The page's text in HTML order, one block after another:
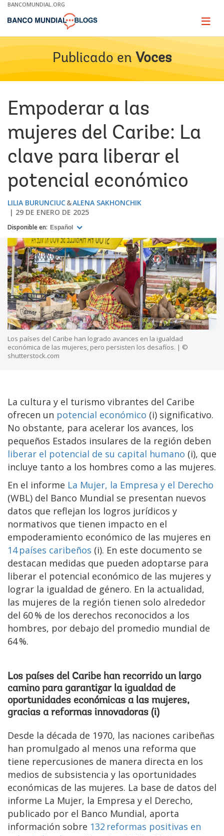
Skip
Main
BANCOMUNDIAL.ORG
Page
Publicado en Voces
Empoderar a las
mujeres del Caribe: La
clave para liberar el
potencial económico
LILIA BURUNCIUC
ALENA SAKHONCHIK
29 DE ENERO DE 2025
Disponible en: Español
Los países del Caribe han logrado avances en la igualdad
económica de las mujeres, pero persisten los desafíos. | ©
shutterstock.com
La cultura y el turismo vibrantes del Caribe
ofrecen un potencial económico (i) significativo.
No obstante, para acelerar los avances, los
pequeños Estados insulares de la región deben
liberar el potencial de su capital humano (i), que
incluye tanto a los hombres como a las mujeres.
En el informe La Mujer, la Empresa y el Derecho
(WBL) del Banco Mundial se presentan nuevos
datos que reflejan los logros jurídicos y
normativos que tienen impacto en el
empoderamiento económico de las mujeres en
14 países caribeños (i). En este documento se
destacan medidas que pueden adoptarse para
liberar el potencial económico de las mujeres y
lograr la igualdad de género. En la actualidad,
las mujeres de la región tienen solo alrededor
del 60 % de los derechos reconocidos a los
hombres, por debajo del promedio mundial de
64 %.
Los países del Caribe han recorrido un largo
camino para garantizar la igualdad de
oportunidades económicas a las mujeres,
gracias a reformas innovadoras (i)
Desde la década de 1970, las naciones caribeñas
han promulgado al menos una reforma que
tiene repercusiones de manera directa en los
medios de subsistencia y las oportunidades
económicas de las mujeres. La base de datos del
informe La Mujer, la Empresa y el Derecho,
publicado por el Banco Mundial, aporta
información sobre 132 reformas positivas en